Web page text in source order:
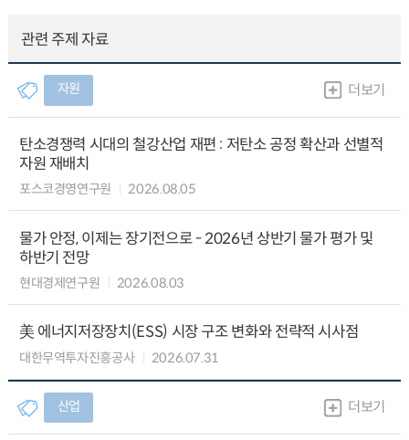
관련 주제 자료
자원 더보기
탄소경쟁력 시대의 철강산업 재편 : 저탄소 공정 확산과 선별적
자원 재배치
포스코경영연구원 2026.08.05
물가 안정, 이제는 장기전으로 - 2026년 상반기 물가 평가 및
하반기 전망
현대경제연구원 2026.08.03
美 에너지저장장치(ESS) 시장 구조 변화와 전략적 시사점
대한무역투자진흥공사 2026.07.31
산업 더보기